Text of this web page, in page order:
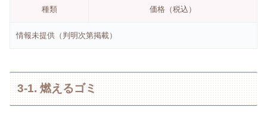
種類 価格（税込）
情報未提供（判明次第掲載）
3-1. 燃えるゴミ